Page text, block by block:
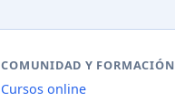
COMUNIDAD Y FORMACIÓN
Cursos online